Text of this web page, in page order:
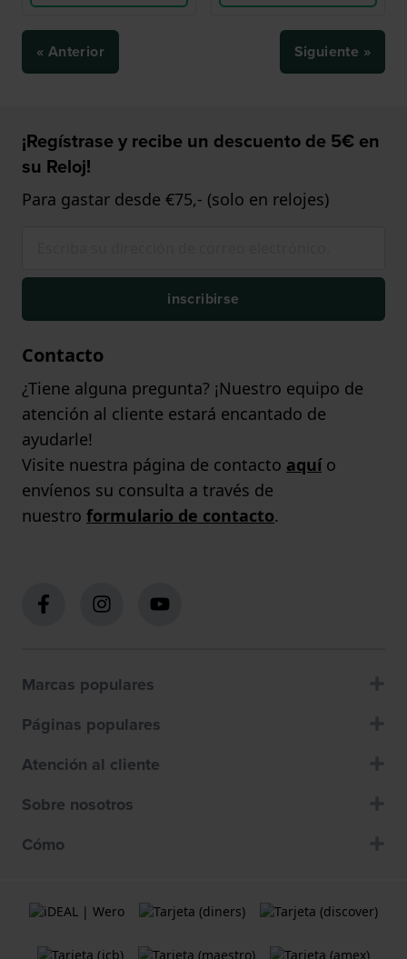
« Anterior Siguiente »
¡Regístrase y recibe un descuento de 5€ en
su Reloj!
Para gastar desde €75,- (solo en relojes)
inscribirse
Contacto
¿Tiene alguna pregunta? ¡Nuestro equipo de
atención al cliente estará encantado de
ayudarle!
Visite nuestra página de contacto aquío
envíenos su consulta a través de
nuestro formulario de contacto.
Marcas populares
Páginas populares
Atención al cliente
Sobre nosotros
Cómo